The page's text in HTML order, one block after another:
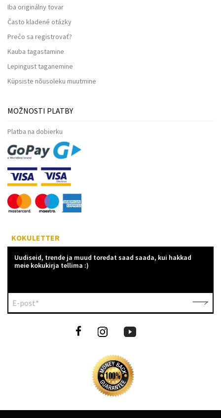
Iba originálny tovar
Často kladené otázky
Prečo sa registrovať?
Kauba tagastamine
Lepingust taganemine
Küpsiste nõusoleku muutmine
MOŽNOSTI PLATBY
Platba na dobierku
KOKULETTER
Uudiseid, trende ja muud toredat saad saada, kui hakkad
meie kokukirja tellima :)
E-post*